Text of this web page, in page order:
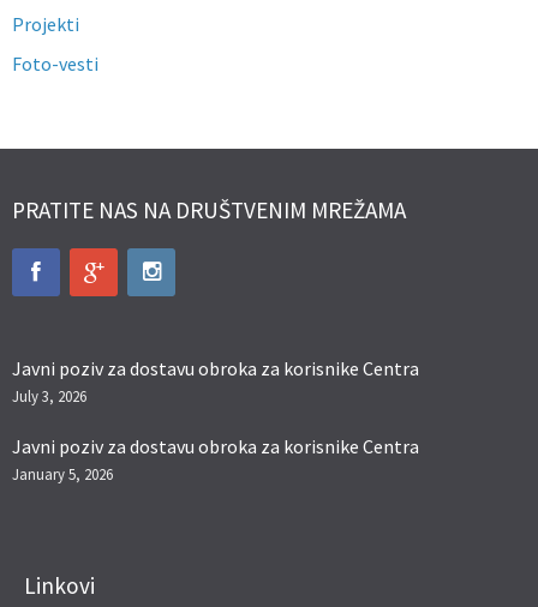
Projekti
Foto-vesti
PRATITE NAS NA DRUŠTVENIM MREŽAMA
Javni poziv za dostavu obroka za korisnike Centra
July 3, 2026
Javni poziv za dostavu obroka za korisnike Centra
January 5, 2026
Linkovi